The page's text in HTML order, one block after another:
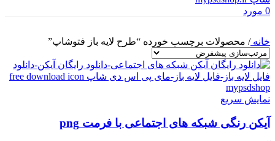
0 مورد
خانه/ محصولات برچسب خورده “طرح لایه باز فتوشاپ”
نمایش سریع
آیکن رنگی شبکه های اجتماعی با فرمت png